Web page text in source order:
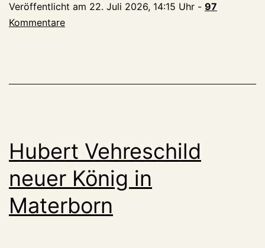
Sorgen
um
Ja,
und
zwar
sehr
große
Veröffentlicht am 22. Juli 2026, 14:15 Uhr - 97
Kommentare
Hubert Vehreschild
neuer König in
Materborn